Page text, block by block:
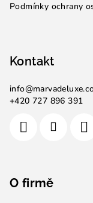
Podmínky ochrany
Kontakt
info@
+420 727 896 391
O firmě